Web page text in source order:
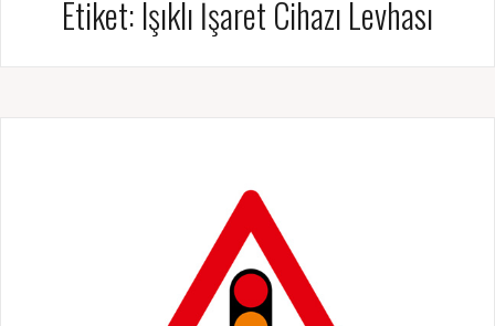
Etiket: Işıklı İşaret Cihazı Levhası